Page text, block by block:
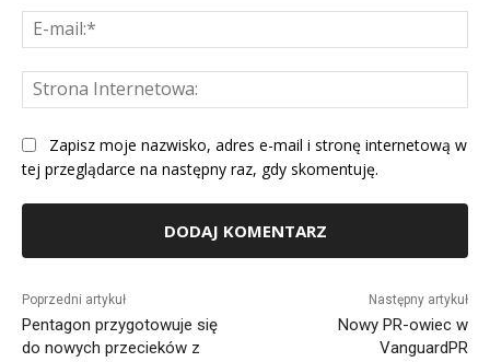
Zapisz moje nazwisko, adres e-mail i stronę internetową w
tej przeglądarce na następny raz, gdy skomentuję.
Poprzedni artykuł
Pentagon przygotowuje się
do nowych przecieków z
Następny artykuł
Nowy PR-owiec w
VanguardPR